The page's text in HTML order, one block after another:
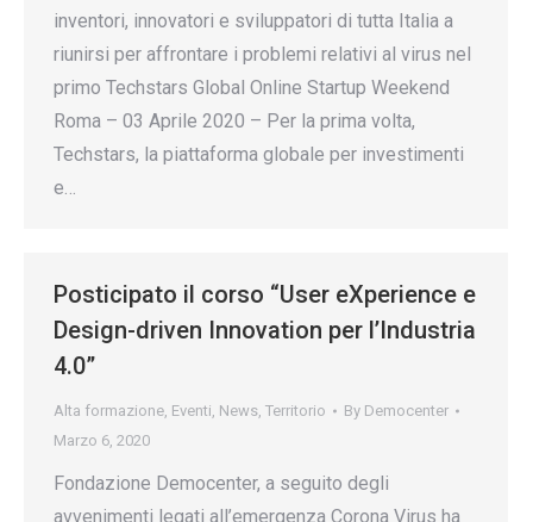
inventori, innovatori e sviluppatori di tutta Italia a
riunirsi per affrontare i problemi relativi al virus nel
primo Techstars Global Online Startup Weekend
Roma – 03 Aprile 2020 – Per la prima volta,
Techstars, la piattaforma globale per investimenti
e…
Posticipato il corso “User eXperience e
Design-driven Innovation per l’Industria
4.0”
Alta formazione, Eventi, News, Territorio By Democenter
Marzo 6, 2020
Fondazione Democenter, a seguito degli
avvenimenti legati all’emergenza Corona Virus ha